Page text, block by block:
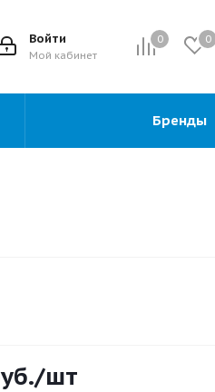
0 0
Войти
Мой кабинет
Бренды
/шт